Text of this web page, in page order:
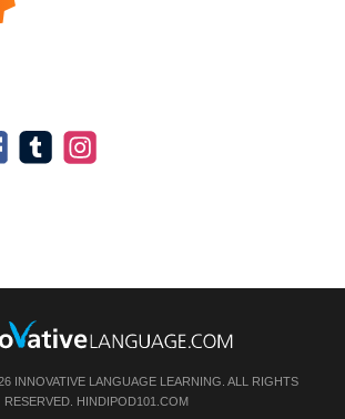
INNOVATIVE LANGUAGE LEARNING. ALL RIGHTS
RESERVED. HINDIPOD101.COM